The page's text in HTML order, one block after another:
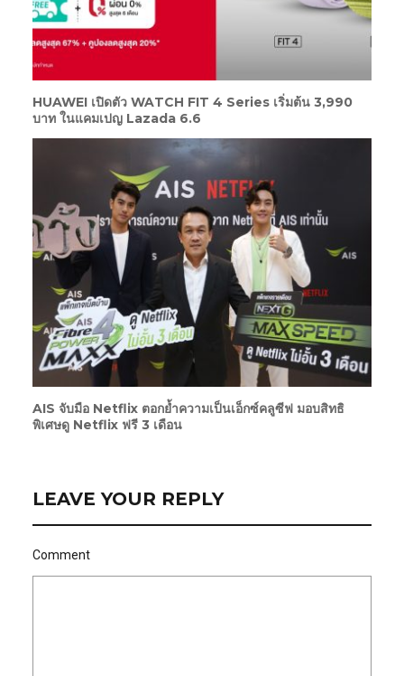
HUAWEI เปิดตัว WATCH FIT 4 Series เริ่มต้น 3,990
บาท ในแคมเปญ Lazada 6.6
AIS จับมือ Netflix ตอกย้ำความเป็นเอ็กซ์คลูซีฟ มอบสิทธิ
พิเศษดู Netflix ฟรี 3 เดือน
LEAVE YOUR REPLY
Comment